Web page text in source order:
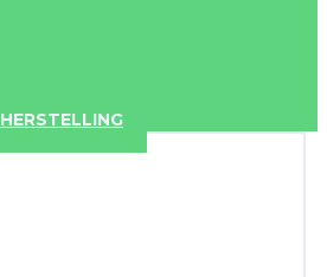
HERSTELLING